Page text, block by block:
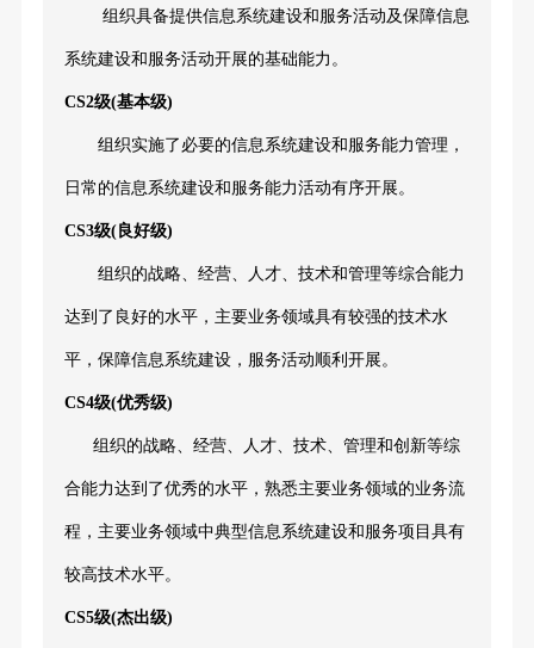
组织具备提供信息系统建设和服务活动及保障信息
系统建设和服务活动开展的基础能力。
CS2级(基本级)
组织实施了必要的信息系统建设和服务能力管理，
日常的信息系统建设和服务能力活动有序开展。
CS3级(良好级)
组织的战略、经营、人才、技术和管理等综合能力
达到了良好的水平，主要业务领域具有较强的技术水
平，保障信息系统建设，服务活动顺利开展。
CS4级(优秀级)
组织的战略、经营、人才、技术、管理和创新等综
合能力达到了优秀的水平，熟悉主要业务领域的业务流
程，主要业务领域中典型信息系统建设和服务项目具有
较高技术水平。
CS5级(杰出级)